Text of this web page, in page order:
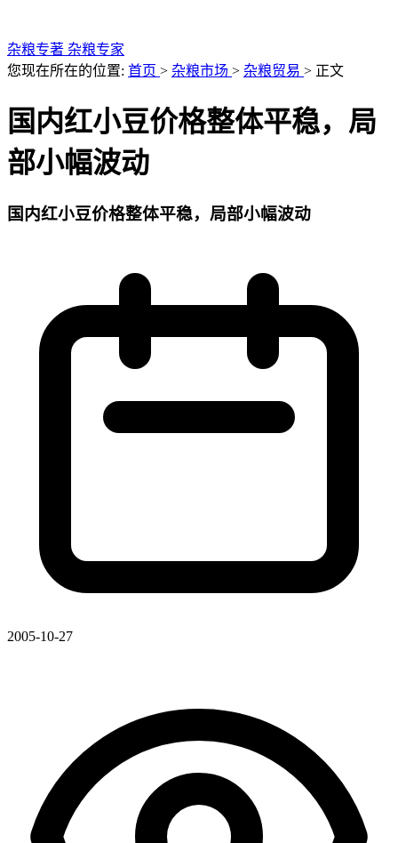
杂粮专著 杂粮专家
您现在所在的位置: 首页 > 杂粮市场 > 杂粮贸易 > 正文
国内红小豆价格整体平稳，局
部小幅波动
国内红小豆价格整体平稳，局部小幅波动
2005-10-27